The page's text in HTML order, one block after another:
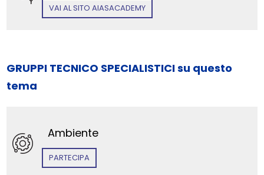
VAI AL SITO AIASACADEMY
GRUPPI TECNICO SPECIALISTICI su questo
tema
Ambiente
PARTECIPA